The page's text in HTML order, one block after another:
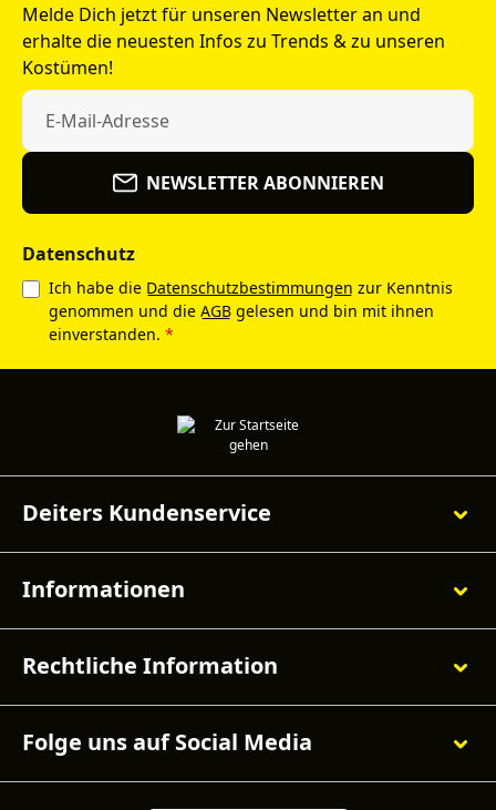
Melde Dich jetzt für unseren Newsletter an und
erhalte die neuesten Infos zu Trends & zu unseren
Kostümen!
NEWSLETTER ABONNIEREN
Datenschutz
Ich habe die Datenschutzbestimmungen zur Kenntnis
genommen und die AGB gelesen und bin mit ihnen
einverstanden. *
Deiters Kundenservice
Informationen
Rechtliche Information
Folge uns auf Social Media